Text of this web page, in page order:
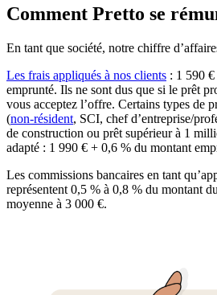
Comment Pretto se
En tant que société, notre chiffre
Les frais appliqués à nos clients : 1 590
emprunté. Ils ne sont dus que si le prêt
vous acceptez l’offre. Certains types de
(non-résident, SCI, chef d’entreprise/
de construction ou prêt supérieur à 1
adapté : 1 990 € + 0,6 % du montant
Les commissions bancaires en tant
représentent 0,5 % à 0,8 % du montant
moyenne à 3 000 €.